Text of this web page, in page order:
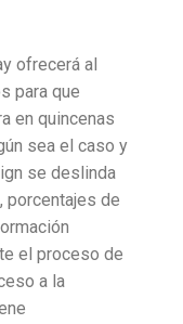
ofrecerá al
para que
en quincenas
sea el caso y
se deslinda
porcentajes de
el proceso de
a la